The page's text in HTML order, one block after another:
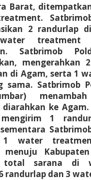
Barat,
2 randurlap
treatment
Satbrimob
mengerahkan
di Agam, serta 1
sama. Satbrimob
diarahkan ke
mengirim 1
1 water
menuju
total sarana di
randurlap dan 3